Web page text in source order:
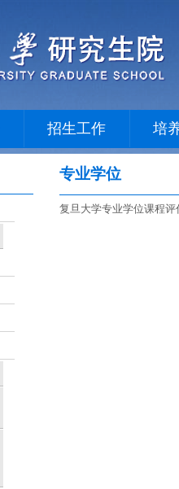
招生工作 培
专业学位
复旦大学专业学位课程评